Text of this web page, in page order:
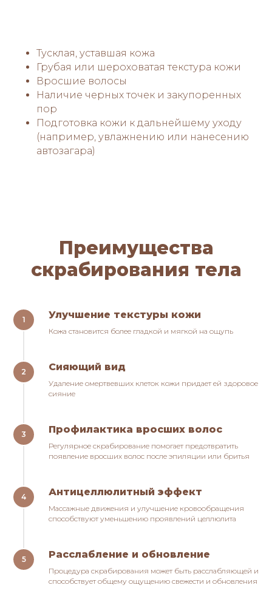
Тусклая, уставшая кожа
Грубая или шероховатая текстура кожи
Вросшие волосы
Наличие черных точек и закупоренных
пор
Подготовка кожи к дальнейшему уходу
(например, увлажнению или нанесению
автозагара)
Преимущества
скрабирования тела
Улучшение текстуры кожи
Кожа становится более гладкой и мягкой на ощупь
Сияющий вид
Удаление омертвевших клеток кожи придает ей здоровое
сияние
Профилактика вросших волос
Регулярное скрабирование помогает предотвратить
появление вросших волос после эпиляции или бритья
Антицеллюлитный эффект
Массажные движения и улучшение кровообращения
способствуют уменьшению проявлений целлюлита
Расслабление и обновление
Процедура скрабирования может быть расслабляющей и
способствует общему ощущению свежести и обновления